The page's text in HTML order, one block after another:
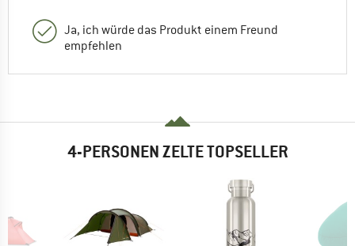
Ja, ich würde das Produkt einem Freund
empfehlen
4-PERSONEN ZELTE TOPSELLER